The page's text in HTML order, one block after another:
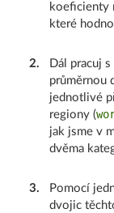
koeficienty
které
2. Dál pracuj
průměrnou
jednotlivé
regiony (
jak jsme v
dvěma
3.
Pomocí
dvojic